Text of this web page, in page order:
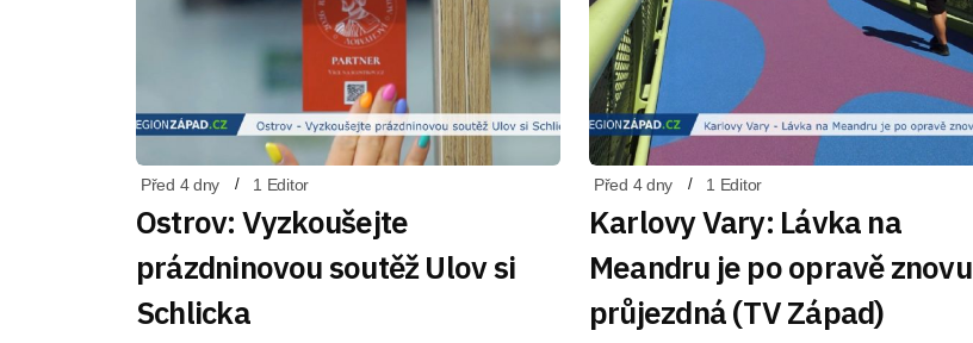
Před 4 dny 1 Editor
Ostrov: Vyzkoušejte
prázdninovou soutěž Ulov si
Schlicka
Před 4 dny 1 Editor
Karlovy Vary: Lávka na
Meandru je po opravě znovu
průjezdná (TV Západ)